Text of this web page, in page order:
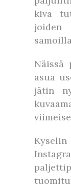
kiva
Näissä
asua
jätin